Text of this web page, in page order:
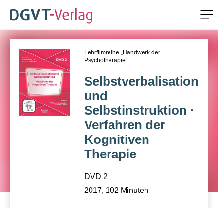
ZUR SUCHE SPRINGENLehrfilmreihe „Handwerk der
Psychotherapie“
Selbstverbalisation
und
Selbstinstruktion ·
Verfahren der
Kognitiven
Therapie
DVD 2
2017, 102 Minuten